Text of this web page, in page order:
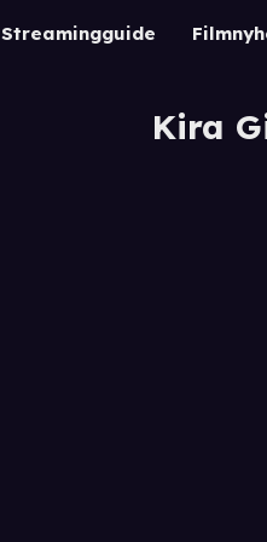
Streamingguide
Kira